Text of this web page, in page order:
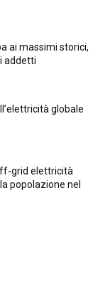
ai massimi storici,
addetti
globale
grid elettricità
popolazione nel